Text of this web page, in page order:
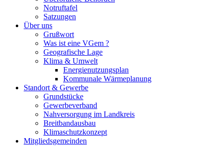
Notruftafel
Satzungen
Über uns
Grußwort
Was ist eine VGem ?
Geografische Lage
Klima & Umwelt
Energienutzungsplan
Kommunale Wärmeplanung
Standort & Gewerbe
Grundstücke
Gewerbeverband
Nahversorgung im Landkreis
Breitbandausbau
Klimaschutzkonzept
Mitgliedsgemeinden